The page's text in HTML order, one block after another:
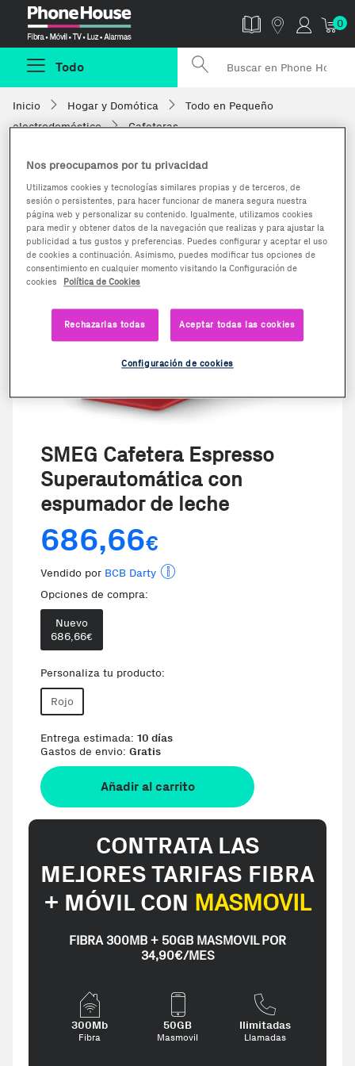
0
Todo
Inicio Hogar y Domótica
Todo en Pequeño
electrodoméstico
Cafeteras
SMEG Cafetera Espresso
Superautomática con
espumador de leche
686,66€
Vendido por BCB Darty
Opciones de compra:
Nuevo
686,66€
Personaliza tu producto:
Rojo
Entrega estimada: 10 días
Gastos de envio: Gratis
Añadir al carrito
CONTRATA LAS
MEJORES TARIFAS FIBRA
+ MÓVIL CON MASMOVIL
FIBRA 300MB + 50GB MASMOVIL POR
34,90€/MES
300Mb
Fibra
50GB
Masmovil
Ilimitadas
Llamadas
Nos preocupamos por tu privacidad
Utilizamos cookies y tecnologías similares propias y de terceros, de
sesión o persistentes, para hacer funcionar de manera segura nuestra
página web y personalizar su contenido. Igualmente, utilizamos cookies
para medir y obtener datos de la navegación que realizas y para ajustar la
publicidad a tus gustos y preferencias. Puedes configurar y aceptar el uso
de cookies a continuación. Asimismo, puedes modificar tus opciones de
consentimiento en cualquier momento visitando la Configuración de
cookies
Política de Cookies
Rechazarlas todas Aceptar todas las cookies
Configuración de cookies